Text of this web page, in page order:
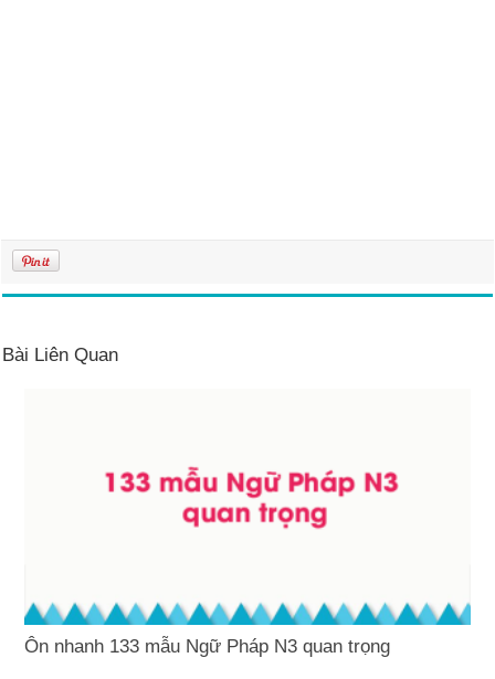
Bài Liên Quan
Ôn nhanh 133 mẫu Ngữ Pháp N3 quan trọng